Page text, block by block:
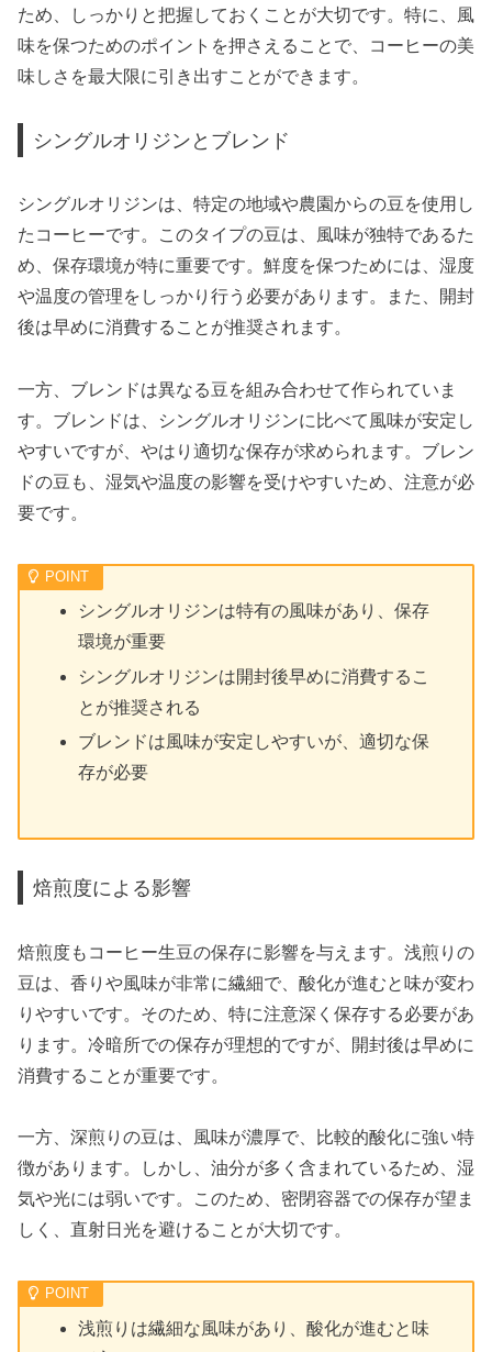
ため、しっかりと把握しておくことが大切です。特に、風
味を保つためのポイントを押さえることで、コーヒーの美
味しさを最大限に引き出すことができます。
シングルオリジンとブレンド
シングルオリジンは、特定の地域や農園からの豆を使用し
たコーヒーです。このタイプの豆は、風味が独特であるた
め、保存環境が特に重要です。鮮度を保つためには、湿度
や温度の管理をしっかり行う必要があります。また、開封
後は早めに消費することが推奨されます。
一方、ブレンドは異なる豆を組み合わせて作られていま
す。ブレンドは、シングルオリジンに比べて風味が安定し
やすいですが、やはり適切な保存が求められます。ブレン
ドの豆も、湿気や温度の影響を受けやすいため、注意が必
要です。
シングルオリジンは特有の風味があり、保存
環境が重要
シングルオリジンは開封後早めに消費するこ
とが推奨される
ブレンドは風味が安定しやすいが、適切な保
存が必要
焙煎度による影響
焙煎度もコーヒー生豆の保存に影響を与えます。浅煎りの
豆は、香りや風味が非常に繊細で、酸化が進むと味が変わ
りやすいです。そのため、特に注意深く保存する必要があ
ります。冷暗所での保存が理想的ですが、開封後は早めに
消費することが重要です。
一方、深煎りの豆は、風味が濃厚で、比較的酸化に強い特
徴があります。しかし、油分が多く含まれているため、湿
気や光には弱いです。このため、密閉容器での保存が望ま
しく、直射日光を避けることが大切です。
浅煎りは繊細な風味があり、酸化が進むと味